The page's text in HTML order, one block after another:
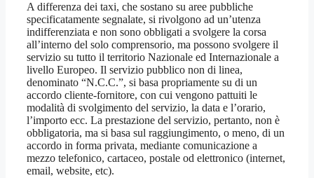
A differenza dei taxi, che sostano su aree pubbliche
specificatamente segnalate, si rivolgono ad un’utenza
indifferenziata e non sono obbligati a svolgere la corsa
all’interno del solo comprensorio, ma possono svolgere il
servizio su tutto il territorio Nazionale ed Internazionale a
livello Europeo. Il servizio pubblico non di linea,
denominato “N.C.C.”, si basa propriamente su di un
accordo cliente-fornitore, con cui vengono pattuiti le
modalità di svolgimento del servizio, la data e l’orario,
l’importo ecc. La prestazione del servizio, pertanto, non è
obbligatoria, ma si basa sul raggiungimento, o meno, di un
accordo in forma privata, mediante comunicazione a
mezzo telefonico, cartaceo, postale od elettronico (internet,
email, website, etc).